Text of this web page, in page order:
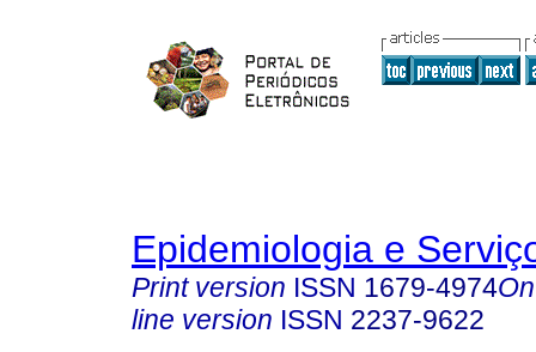
Epidemiologia e
Print version ISSN 1679-4974
line version ISSN 2237-9622